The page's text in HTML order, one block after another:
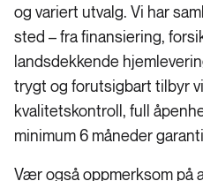
og variert utvalg. Vi har
sted – fra finansiering,
landsdekkende
trygt og forutsigbart tilbyr
kvalitetskontroll, full
minimum 6 måneder
Vær også oppmerksom på